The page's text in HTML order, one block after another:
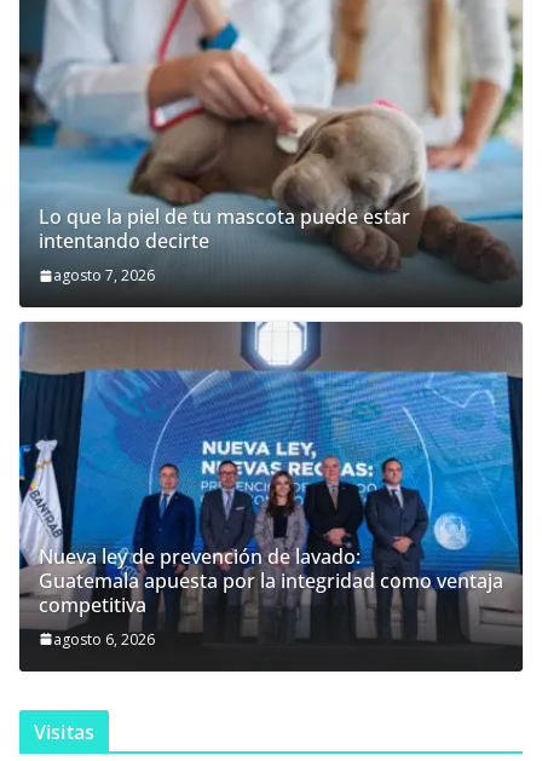
Lo que la piel de tu mascota puede estar
intentando decirte
agosto 7, 2026
Nueva ley de prevención de lavado:
Guatemala apuesta por la integridad como ventaja
competitiva
agosto 6, 2026
Visitas